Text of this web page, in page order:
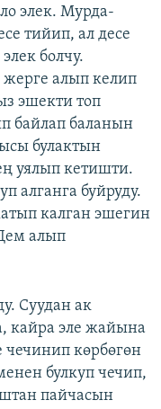
элек. Мурда-
тийип, ал десе
болчу.
алып келип
эшекти топ
байлап баланын
булактын
уялып кетишти.
алганга буйруду.
калган эшегин
алып
Суудан ак
кайра эле жайына
көрбөгөн
булкуп чечип,
пайчасын